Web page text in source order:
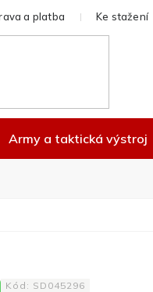
a platba Ke stažení
Army a taktická výstroj
Kód: SD045296